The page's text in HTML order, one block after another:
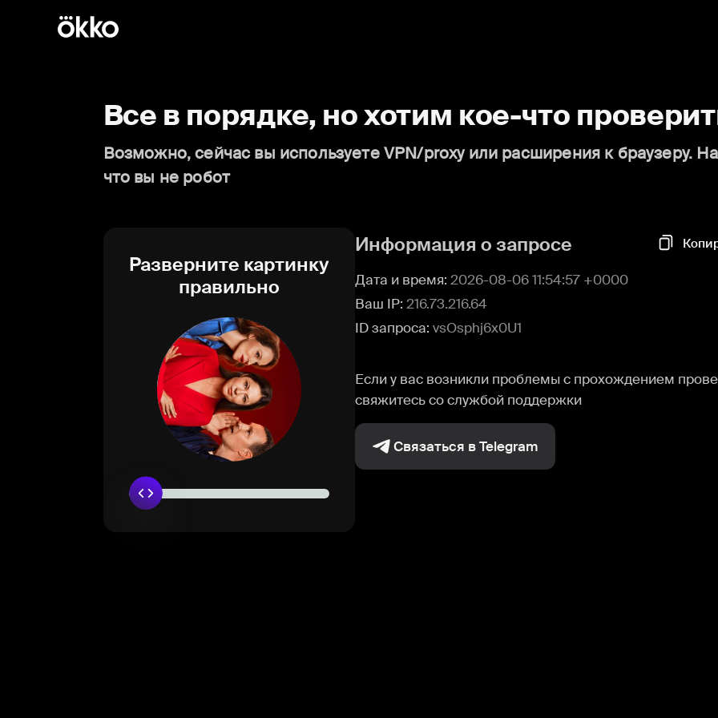
Все в порядке, но хотим кое-что
Возможно, сейчас вы используете VPN/proxy или расширения к браузеру.
что вы не робот
Разверните картинку
правильно
Информация о запросе
Дата и время: 2026-08-06 11:54:57 +0000
Ваш IP: 216.73.216.64
ID запроса: vsOsphj6x0U1
Если у вас возникли проблемы с прохождением
свяжитесь со службой поддержки
Связаться в Telegram